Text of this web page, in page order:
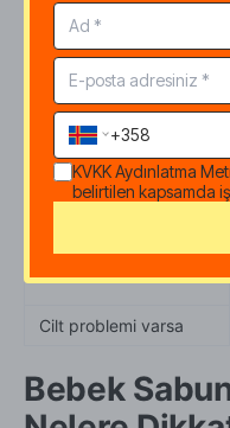
kullanmamak ve cildi
Durum
Yenidoğan dönemi
Günlük hafif temizlik
Terleme veya kirlenme
Cilt problemi varsa
Bebek
KVKK Aydınlatma
belirtilen kapsamda